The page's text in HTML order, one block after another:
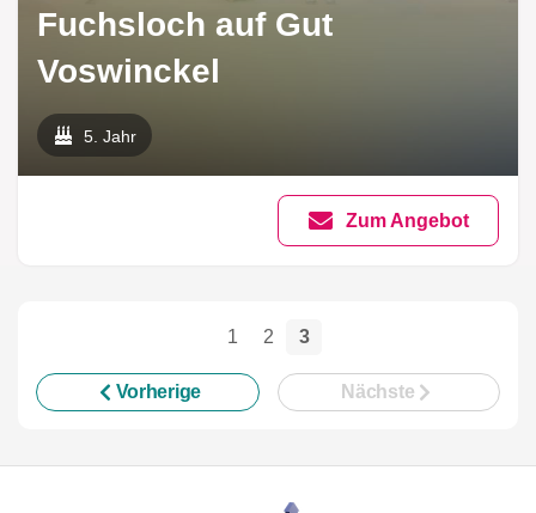
Fuchsloch auf Gut
Voswinckel
5. Jahr
Zum Angebot
1 2 3
Vorherige Nächste